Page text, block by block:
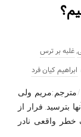
,غلبه بر ترس
ابراهیم کیان فرد
مترجم:مریم ولی
آنها بترسید. فرار از
واقعی نادر